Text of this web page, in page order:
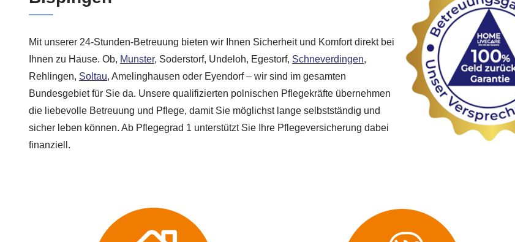
Mit unserer 24-Stunden-Betreuung bieten wir Ihnen Sicherheit und Komfort direkt bei
Ihnen zu Hause. Ob, Munster, Soderstorf, Undeloh, Egestorf, Schneverdingen,
Rehlingen, Soltau, Amelinghausen oder Eyendorf – wir sind im gesamten
Bundesgebiet für Sie da. Unsere qualifizierten polnischen Pflegekräfte übernehmen
die liebevolle Betreuung und Pflege, damit Sie möglichst lange selbstständig und
sicher leben können. Ab Pflegegrad 1 unterstützt Sie Ihre Pflegeversicherung dabei
finanziell.